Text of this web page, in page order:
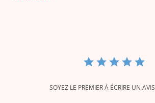
SOYEZ LE PREMIER À ÉCRIRE UN AVIS